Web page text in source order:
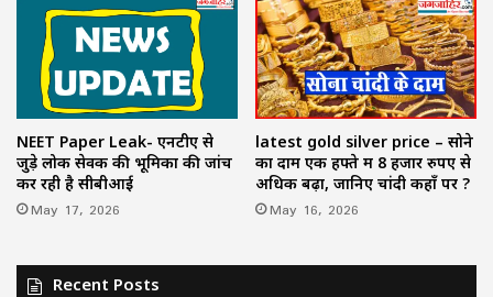
NEET Paper Leak- एनटीए से
जुड़े लोक सेवक की भूमिका की जांच
कर रही है सीबीआई
May 17, 2026
latest gold silver price – सोने
का दाम एक हफ्ते में 8 हजार रुपए से
अधिक बढ़ा, जानिए चांदी कहाँ पर ?
May 16, 2026
Recent Posts